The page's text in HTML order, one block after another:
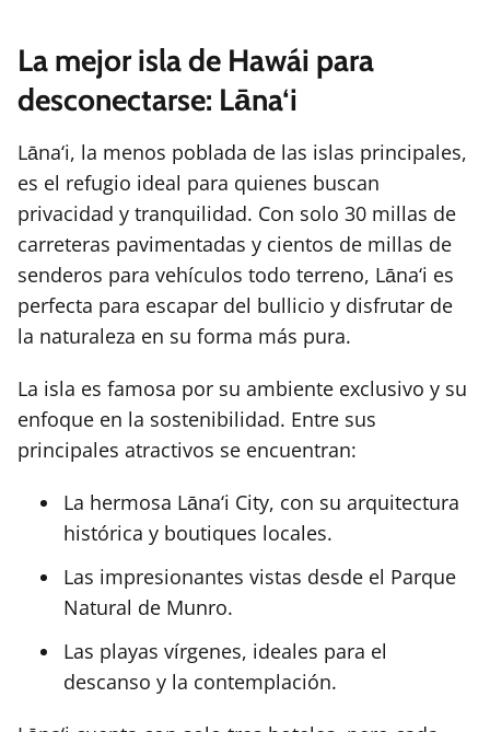
La mejor isla de Hawái para
desconectarse: Lāna‘i
Lāna‘i, la menos poblada de las islas principales,
es el refugio ideal para quienes buscan
privacidad y tranquilidad. Con solo 30 millas de
carreteras pavimentadas y cientos de millas de
senderos para vehículos todo terreno, Lāna‘i es
perfecta para escapar del bullicio y disfrutar de
la naturaleza en su forma más pura.
La isla es famosa por su ambiente exclusivo y su
enfoque en la sostenibilidad. Entre sus
principales atractivos se encuentran:
La hermosa Lāna‘i City, con su arquitectura
histórica y boutiques locales.
Las impresionantes vistas desde el Parque
Natural de Munro.
Las playas vírgenes, ideales para el
descanso y la contemplación.